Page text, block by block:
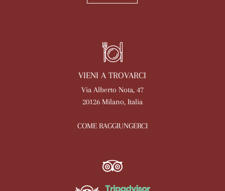
VIENI A TROVARCI
Via Alberto Nota, 47
20126 Milano, Italia
COME RAGGIUNGERCI